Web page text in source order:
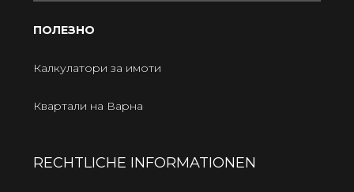
ПОЛЕЗНО
Калкулатори за имоти
Квартали на Варна
RECHTLICHE INFORMATIONEN